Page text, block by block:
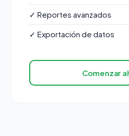
✓ Reportes avanzados
✓ Exportación de datos
Comenzar